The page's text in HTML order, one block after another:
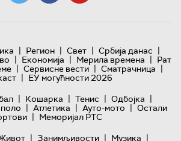
| Регион | Свет | Србија данас |
| Економија | Мерила времена | Рат
| Сервисне вести | Сматрачница |
| ЕУ могућности 2026
| Кошарка | Тенис | Одбојка |
| Атлетика | Ауто-мото | Остали
| Меморијал РТС
| Занимљивости | Музика |